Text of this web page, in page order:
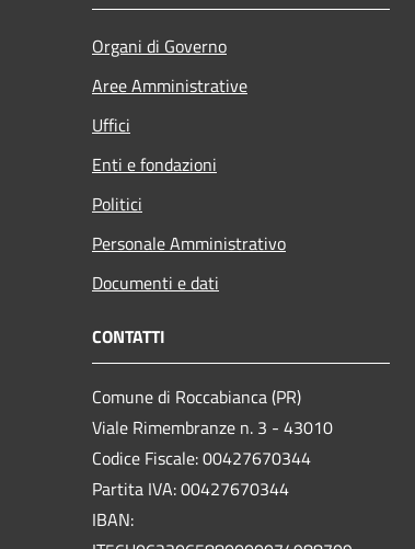
Organi di Governo
Aree Amministrative
Uffici
Enti e fondazioni
Politici
Personale Amministrativo
Documenti e dati
CONTATTI
Comune di Roccabianca (PR)
Viale Rimembranze n. 3 - 43010
Codice Fiscale: 00427670344
Partita IVA: 00427670344
IBAN: